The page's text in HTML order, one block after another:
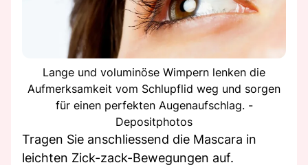
Lange und voluminöse Wimpern lenken die
Aufmerksamkeit vom Schlupflid weg und sorgen
für einen perfekten Augenaufschlag. -
Depositphotos
Tragen Sie anschliessend die Mascara in
leichten Zick-zack-Bewegungen auf.